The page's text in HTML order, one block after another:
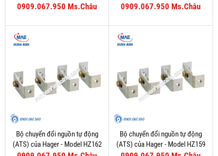
0909.067.950 Ms.Châu 0909.067.950 Ms.Châu
Bộ chuyển đổi nguồn tự động
(ATS) của Hager - Model HZ162
Bộ chuyển đổi nguồn tự động
(ATS) của Hager - Model HZ159